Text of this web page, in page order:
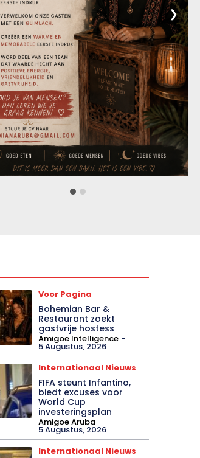
❯
Voor Pagina
Bohemian Bar &
Restaurant zoekt
gastvrije hostess
Amigoe Intelligence -
5 Augustus, 2026
Internationaal Nieuws
FIFA steunt Infantino,
biedt excuses voor
World Cup
investeringsplan
Amigoe Aruba -
5 Augustus, 2026
Internationaal Nieuws